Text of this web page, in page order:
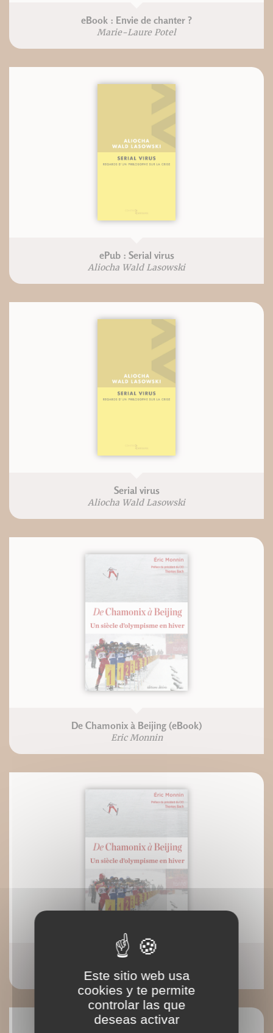
eBook : Envie de chanter ?
Marie-Laure Potel
ePub : Serial virus
Aliocha Wald Lasowski
Serial virus
Aliocha Wald Lasowski
De Chamonix à Beijing (eBook)
Eric Monnin
De Chamonix à Beijing (ePub fixe)
Eric Monnin
Este sitio web usa
cookies y te permite
controlar las que
deseas activar